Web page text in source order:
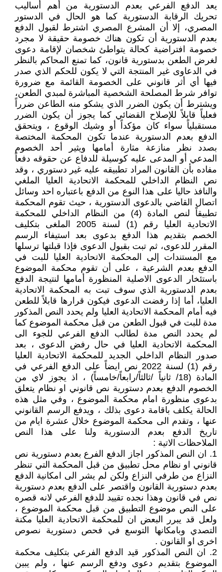
يعد الدفع الفرعي بعدم الدستورية من أهم أساليب
تحريك الرقابة الدستورية كما هو الحال في الدستور
المصري، إلا أن المشرع المصري اشترط لقبول الدفع
بعدم الدستورية أن تكون هناك خصومة حقيقة لا مجرد
خصومة افتراضية كحالة يتواطئ شخصان لإقامة دعوى
لغرض الطعن بدستورية قانون، كما تمنع المحاكم بالنظر
في الدعاوى غير المنتجة التي لا يكون للحكم الذي صدر
فيها أي أثر قانوني على الخصومة القائمة مع ضرورة
توافر شرط المصلحة الشخصية المباشرة لمبدي الطعن،
ويشترط أن يكون الضرر الذي يشكو منه الطاعن ضرراً
فعلياً قابلاً للإصلاح القضائي كما يجوز أن يكون الضرر
مستقبلياً سواء كان مؤكداً أو وشيك الوقوع ، ويتحقق
الدفع بعدم الدستورية عندما تكون المحكمة المختصة
بصدد نظر منازعة مثارة أمامها ويثير أحد الخصوم
المدعي أو المدعى عليه كوسيلة للدفاع عن حقوقه دفعاً
مفاده بأن القانون المراد تطبيقه عليه غير دستوري ، وقد
نص النظام الداخلي للمحكمة الاتحادية العليا الملغي
والنافذ حاليا على هذا النوع من الدفع باعتباره احد وسائل
اتصال القاضي بالدعوى الدستورية ، حيث تقوم المحكمة
تطبيقاً لنص المادة (4) من النظام الداخلي للمحكمة
الاتحادية العليا رقم (1) لسنة 2005 الملغى بتكليف
الخصم بتقديم هذا الدفع بدعوى بعد استيفاء الرسم
المقرر للدعوى، ثم تبت بقبول الدعوى فإذا قبلتها ترسلها
مع المستندات إلى المحكمة الاتحادية العليا للبت في
الدفع بعدم الشرعية ، على أن تقوم محكمة الموضوع
باستئخار الدعوى الاصلية المنظورة أمامها لنتيجة الدفع
بعدم الدستورية الذي سوف تبت به المحكمة الاتحادية
العليا، أما إذا رفضت الدعوى فيكون قرارها قابلاً للطعن
فيه أمام المحكمة الاتحادية العليا ولم يحدد النص المذكور
مدة للبت في قبول الطعن من قبل محكمة الموضوع كما
لم يحدد النص مدة لطالب الدفع الفرعي للجوء الى
المحكمة الاتحادية العليا في حال رفض الدعوى ، بعد
صدور النظام الداخلي الجديد للمحكمة الاتحادية العليا
رقم (1) لسنة 2022 نص ايضاً على الدفع الفرعي في
المادة (18/ ثانياً /ثالثاً/رابعاً/خامساً) ، اذ يجوز لاي من
الخصوم الدفع بعدم دستورية نص قانوني او نظام يتعلق
بدعوى منظورة امام محكمة الموضوع ، وفي مثل هذه
الحالة يكلف باقامة دعوى بذلك ، ويدفع الرسم القانوني
عنها ، وتقدم الى محكمة الموضوع خلال عشرة ايام من
تاريخ الدفع بعدم الدستورية ولنا على هذا النص
الملاحظات الاتية :
1. ان النص المذكور اجاز الدفع الفرع بعدم دستورية نص
قانوني او نظام محل تطبيق من قبل المحكمة التي تنظر
النزاع من طرفي النزاع ولكن لم يشر الى امكانية الدفع
بعدم دستورية القانون واقتصر على الدفع بعدم دستورية
نص في قانون وهذا نجده تقييد للدفع الفرعي لانه قصره
على النص موضوع التطبيق من قبل محكمة الموضوع ،
ولعل قد يبرر البعض ان للمحكمة الاتحادية العليا مكنة
التصدي وبامكانها التوسع في فحص دستورية نصوص
اخرى او القانون .
2. ان النص المذكور قيد الدفع الفرعي بتكليف محكمة
الموضوع بتقديم دعوى ودفع الرسم عنها ، ولم يبين